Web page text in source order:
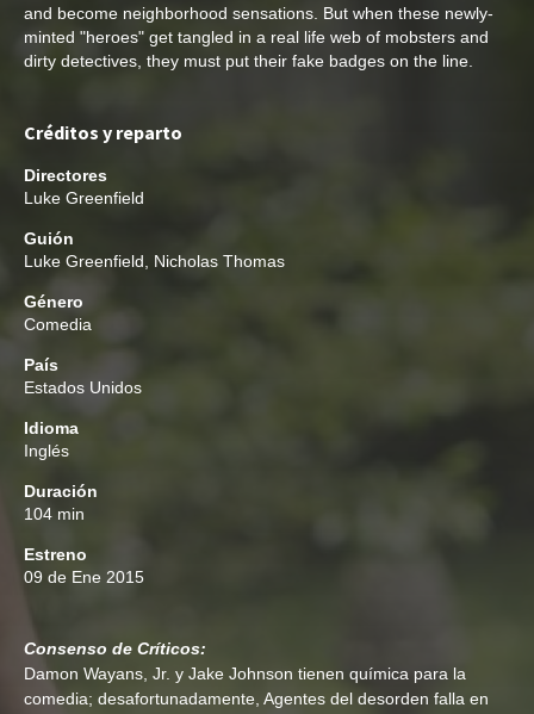
and become neighborhood sensations. But when these newly-
minted "heroes" get tangled in a real life web of mobsters and
dirty detectives, they must put their fake badges on the line.
Créditos y reparto
Directores
Luke Greenfield
Guión
Luke Greenfield
Nicholas Thomas
Género
Comedia
País
Estados Unidos
Idioma
Inglés
Duración
104 min
Estreno
09 de Ene 2015
Consenso de Críticos:
Damon Wayans, Jr. y Jake Johnson tienen química para la
comedia; desafortunadamente, Agentes del desorden falla en